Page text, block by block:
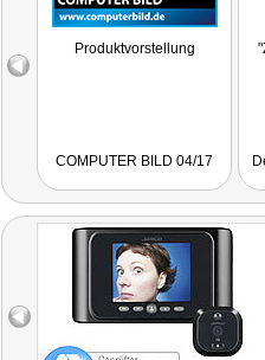
Produktvorstellung
COMPUTER BILD 04/17